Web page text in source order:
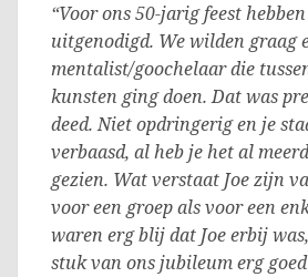
“Voor ons 50-jarig feest
uitgenodigd. We wilden graag
mentalist/goochelaar die
kunsten ging doen. Dat was
deed. Niet opdringerig en je
verbaasd, al heb je het al
gezien. Wat verstaat Joe zijn
voor een groep als voor een
waren erg blij dat Joe erbij
stuk van ons jubileum erg